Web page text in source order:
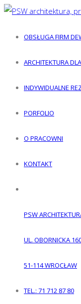
OBSŁUGA FIRM
ARCHITEKTURA
INDYWIDUALNE
PORFOLIO
O PRACOWNI
KONTAKT
PSW
UL. OBORNICKA
51-114WROCŁAW
TEL.: 71 712 87 80